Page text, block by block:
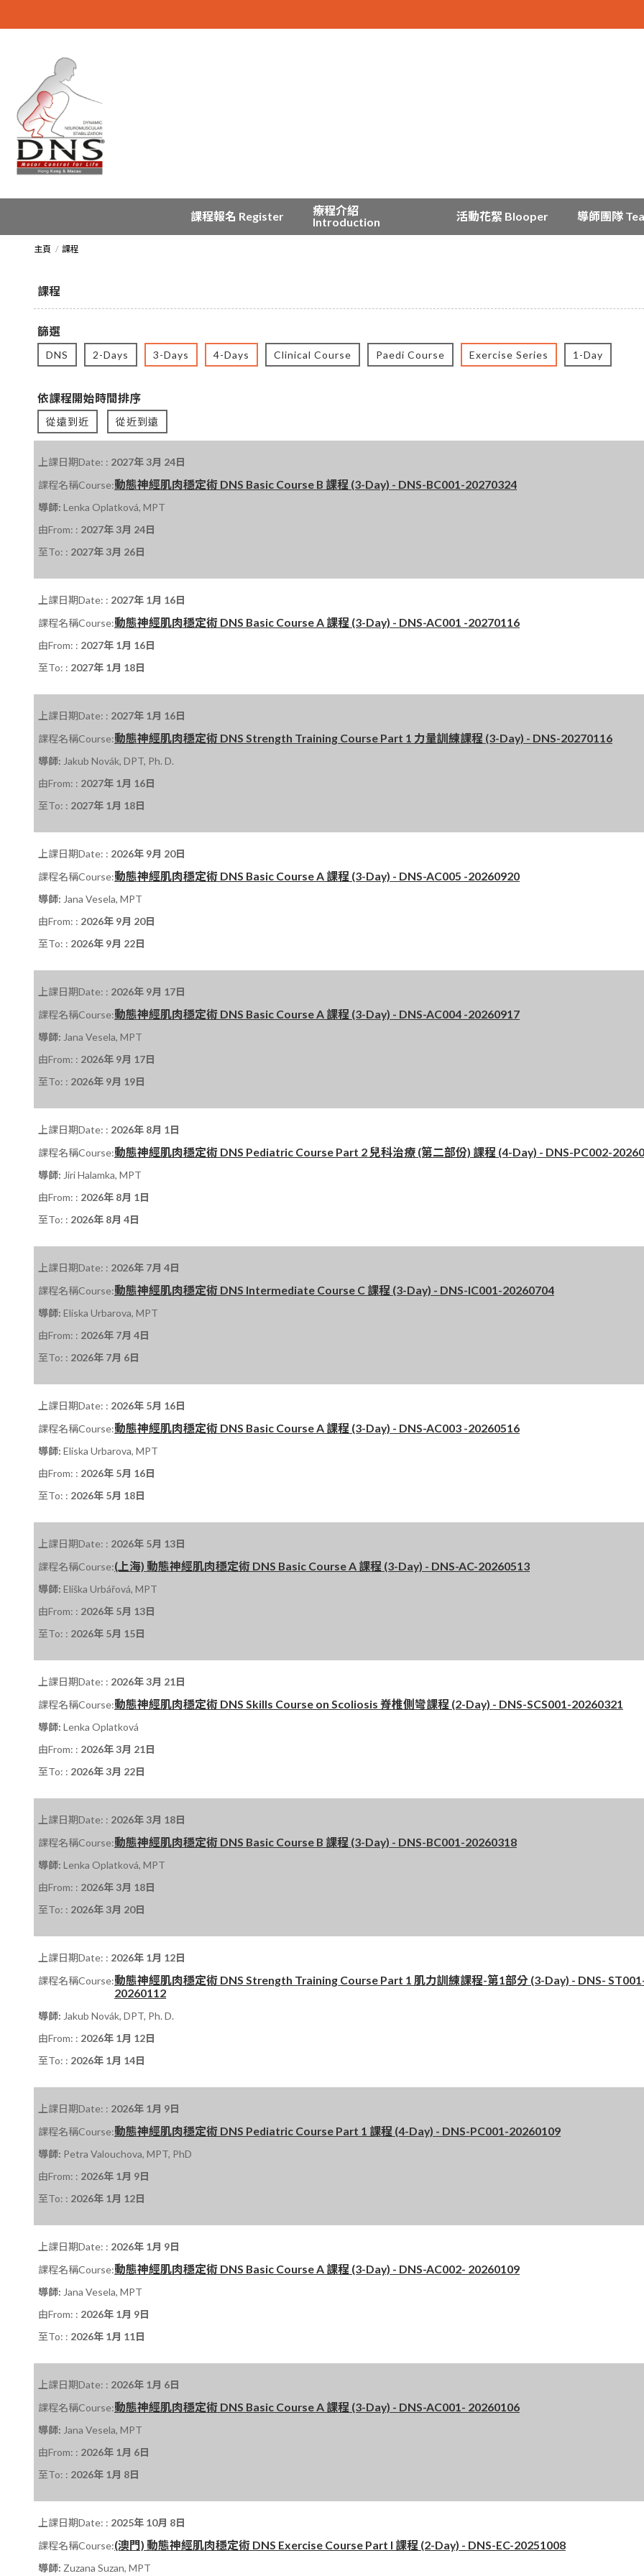
課程報名 Register
療程介紹
Introduction
活動花絮 Blooper 導師團隊
主頁 課程
課程
篩選
DNS 2-Days 3-Days 4-Days Clinical Course Paedi Course Exercise Series 1-Day
依課程開始時間排序
從遠到近 從近到遠
上課日期Date: : 2027年 3月 24日
課程名稱Course:動態神經肌肉穩定術 DNS Basic Course B 課程 (3-Day) - DNS-BC001-20270324
導師: Lenka Oplatková, MPT
由From: : 2027年 3月 24日
至To: : 2027年 3月 26日
上課日期Date: : 2027年 1月 16日
課程名稱Course:動態神經肌肉穩定術 DNS Basic Course A 課程 (3-Day) - DNS-AC001 -20270116
由From: : 2027年 1月 16日
至To: : 2027年 1月 18日
上課日期Date: : 2027年 1月 16日
課程名稱Course:動態神經肌肉穩定術 DNS Strength Training Course Part 1 力量訓練課程 (3-Day) - DNS-20270116
導師: Jakub Novák, DPT, Ph. D.
由From: : 2027年 1月 16日
至To: : 2027年 1月 18日
上課日期Date: : 2026年 9月 20日
課程名稱Course:動態神經肌肉穩定術 DNS Basic Course A 課程 (3-Day) - DNS-AC005 -20260920
導師: Jana Vesela, MPT
由From: : 2026年 9月 20日
至To: : 2026年 9月 22日
上課日期Date: : 2026年 9月 17日
課程名稱Course:動態神經肌肉穩定術 DNS Basic Course A 課程 (3-Day) - DNS-AC004 -20260917
導師: Jana Vesela, MPT
由From: : 2026年 9月 17日
至To: : 2026年 9月 19日
上課日期Date: : 2026年 8月 1日
課程名稱Course:動態神經肌肉穩定術 DNS Pediatric Course Part 2 兒科治療 (第二部份) 課程 (4-Day) - DNS-PC002-
導師: Jiri Halamka, MPT
由From: : 2026年 8月 1日
至To: : 2026年 8月 4日
上課日期Date: : 2026年 7月 4日
課程名稱Course:動態神經肌肉穩定術 DNS Intermediate Course C 課程 (3-Day) - DNS-IC001-20260704
導師: Eliska Urbarova, MPT
由From: : 2026年 7月 4日
至To: : 2026年 7月 6日
上課日期Date: : 2026年 5月 16日
課程名稱Course:動態神經肌肉穩定術 DNS Basic Course A 課程 (3-Day) - DNS-AC003 -20260516
導師: Eliska Urbarova, MPT
由From: : 2026年 5月 16日
至To: : 2026年 5月 18日
上課日期Date: : 2026年 5月 13日
課程名稱Course:(上海) 動態神經肌肉穩定術 DNS Basic Course A 課程 (3-Day) - DNS-AC-20260513
導師: Eliška Urbářová, MPT
由From: : 2026年 5月 13日
至To: : 2026年 5月 15日
上課日期Date: : 2026年 3月 21日
課程名稱Course:動態神經肌肉穩定術 DNS Skills Course on Scoliosis 脊椎側彎課程 (2-Day) - DNS-SCS001-20260321
導師: Lenka Oplatková
由From: : 2026年 3月 21日
至To: : 2026年 3月 22日
上課日期Date: : 2026年 3月 18日
課程名稱Course:動態神經肌肉穩定術 DNS Basic Course B 課程 (3-Day) - DNS-BC001-20260318
導師: Lenka Oplatková, MPT
由From: : 2026年 3月 18日
至To: : 2026年 3月 20日
上課日期Date: : 2026年 1月 12日
課程名稱Course:動態神經肌肉穩定術 DNS Strength Training Course Part 1 肌力訓練課程-第1部分 (3-Day) - DNS-
20260112
導師: Jakub Novák, DPT, Ph. D.
由From: : 2026年 1月 12日
至To: : 2026年 1月 14日
上課日期Date: : 2026年 1月 9日
課程名稱Course:動態神經肌肉穩定術 DNS Pediatric Course Part 1 課程 (4-Day) - DNS-PC001-20260109
導師: Petra Valouchova, MPT, PhD
由From: : 2026年 1月 9日
至To: : 2026年 1月 12日
上課日期Date: : 2026年 1月 9日
課程名稱Course:動態神經肌肉穩定術 DNS Basic Course A 課程 (3-Day) - DNS-AC002- 20260109
導師: Jana Vesela, MPT
由From: : 2026年 1月 9日
至To: : 2026年 1月 11日
上課日期Date: : 2026年 1月 6日
課程名稱Course:動態神經肌肉穩定術 DNS Basic Course A 課程 (3-Day) - DNS-AC001- 20260106
導師: Jana Vesela, MPT
由From: : 2026年 1月 6日
至To: : 2026年 1月 8日
上課日期Date: : 2025年 10月 8日
課程名稱Course:(澳門) 動態神經肌肉穩定術 DNS Exercise Course Part I 課程 (2-Day) - DNS-EC-20251008
導師: Zuzana Suzan, MPT